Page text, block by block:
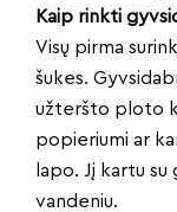
Kaip rinkti
Visų pirma
šukes.
užteršto ploto
popieriumi ar
lapo. Jį kartu
vandeniu.